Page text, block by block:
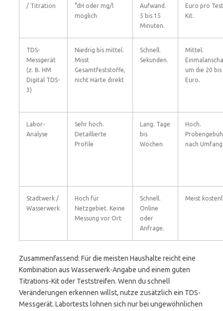
/ Titration
°dH oder mg/l
möglich
Aufwand.
5 bis 15
Minuten.
Euro pro
Kit.
TDS-
Messgerät
(z. B. HM
Digital TDS-
3)
Niedrig bis mittel.
Misst
Gesamtfeststoffe,
nicht Härte direkt
Schnell.
Sekunden.
Mittel.
um die 20 bis
Euro.
Labor-
Analyse
Sehr hoch.
Detaillierte
Profile
Lang. Tage
bis
Wochen
Hoch.
nach Umfang
Stadtwerk /
Wasserwerk
Hoch für
Netzgebiet. Keine
Messung vor Ort
Schnell.
Online
oder
Anfrage.
Meist
Zusammenfassend: Für die meisten Haushalte reicht eine
Kombination aus Wasserwerk-Angabe und einem guten
Titrations-Kit oder Teststreifen. Wenn du schnell
Veränderungen erkennen willst, nutze zusätzlich ein TDS-
Messgerät. Labortests lohnen sich nur bei ungewöhnlichen